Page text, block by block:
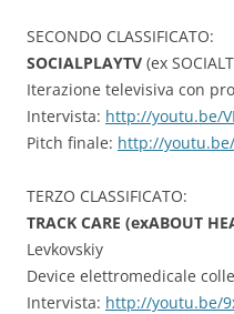
SECONDO CLASSIFICATO:
SOCIALPLAYTV (ex
Iterazione televisiva con
Intervista: http://youtu.be/
Pitch finale: http://youtu.be/
TERZO CLASSIFICATO:
TRACK CARE (exABOUT
Levkovskiy
Device elettromedicale
Intervista: http://youtu.be/